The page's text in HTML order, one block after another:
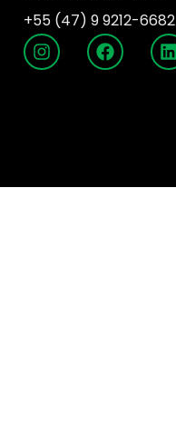
+55 (47) 9 9212-6682